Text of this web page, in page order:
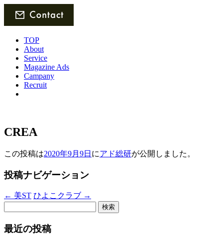
TOP
About
Service
Magazine Ads
Campany
Recruit
CREA
この投稿は2020年9月9日 にアド総研が公開しました 。
投稿ナビゲーション
← 美ST ひよこクラブ →
最近の投稿